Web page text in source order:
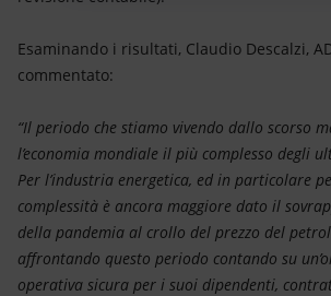
Energia accessibile
Scenari energetici
Esaminando i risultati, Claudio Descalzi,
commentato:
“Il periodo che stiamo vivendo dallo scorso
l’economia mondiale il più complesso degli
Per l’industria energetica, ed in particolare
complessità è ancora maggiore dato il
della pandemia al crollo del prezzo del
affrontando questo periodo contando su
operativa sicura per i suoi dipendenti,